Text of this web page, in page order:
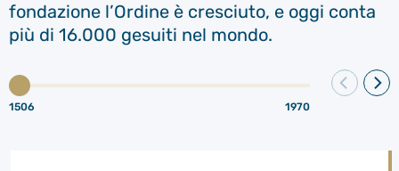
fondazione l’Ordine è cresciuto, e oggi conta
più di 16.000 gesuiti nel mondo.
1506 1970